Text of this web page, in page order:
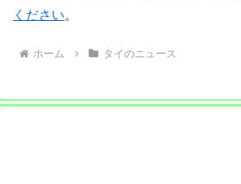
ください。
ホーム タイのニュース